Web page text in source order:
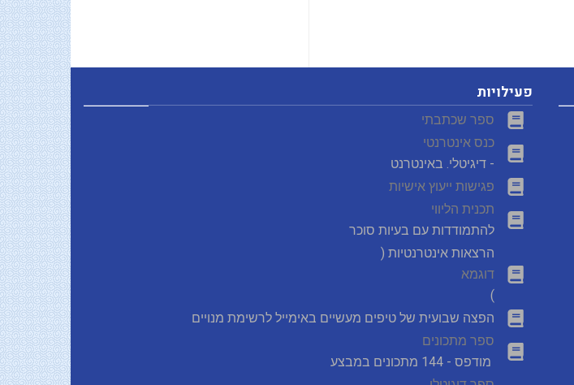
פעילויות
ספר שכתבתי
כנס אינטרנטי
- דיגיטלי. באינטרנט
פגישות ייעוץ אישיות
תכנית הליווי
להתמודדות עם בעיות סוכר
הרצאות אינטרנטיות (
דוגמא
)
הפצה שבועית של טיפים מעשיים באימייל לרשימת מנויים
ספר מתכונים
מודפס - 144 מתכונים במבצע